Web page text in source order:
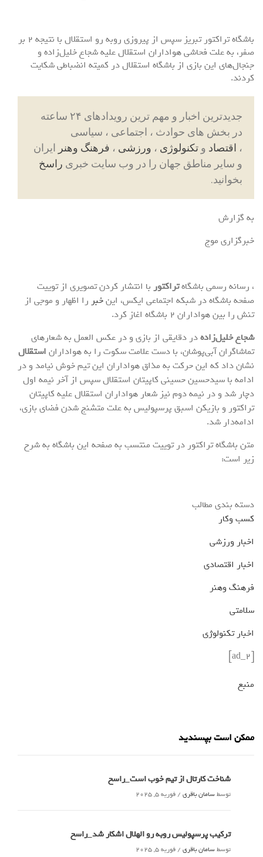
باشگاه تراکتور تبریز سپس از پیروزی روبه رو استقلال با نتیجه ۲ بر
صفر، به علت فحاشی هواداران استقلال علیه شجاع خلیل‌زاده و
جنجال‌های این بازی از باشگاه استقلال در کمیته انضباطی شکایت
کردند.
جدیدترین اخبار و مهم ترین رویدادهای ۲۴ ساعته
در بخش های حوادث ، اجتماعی ، سیاسی
، اقتصاد و تکنولوژی ، ورزشی ، فرهنگ وهنر ایران
و سایر مناطق جهان را در وب سایت خبری راسخ
بخوانید.
به گزارش
خبرگزاری موج
، رسانه رسمی باشگاهتراکتور با انتشار کردن تصویری از توییت
صفحه باشگاه در شبکه اجتماعی ایکس، اینخبر را اظهار و موجی از
تنش را بین هواداران ۲ باشگاه اغاز کرد.
شجاع خلیل‌زادهدر دقایقی از بازی و در عکس العمل به شعارهای
تماشاگران آبی‌پوشان، با دست علامت سکوت را به هواداران استقلال
نشان داد که این حرکت به مذاق هواداران این تیم خوش نیامد و در
ادامه با سیدحسین حسینی کاپیتان استقلال سپس از آخر نیمه اول
دچار شد و در نیمه دوم نیز شعار هواداران استقلال علیه کاپیتان
تراکتور و بازیکن اسبق پرسپولیس به علت متشنج شدن فضای بازی،
ادامه‌دار شد.
متن باشگاه تراکتور در توییت منتسب به صفحه این باشگاه به شرح
زیر است:
دسته بندی مطالب
کسب وکار
اخبار ورزشی
اخبار اقتصادی
فرهنگ وهنر
سلامتی
اخبار تکنولوژی
[ad_2]
منبع
ممکن است بپسندید
شناخت کارتال از تیم خوب است_راسخ
توسطسامان باقری / فوریه 5, 2025
ترکیب پرسپولیس روبه رو الهلال اشکار شد_راسخ
توسطسامان باقری / فوریه 5, 2025